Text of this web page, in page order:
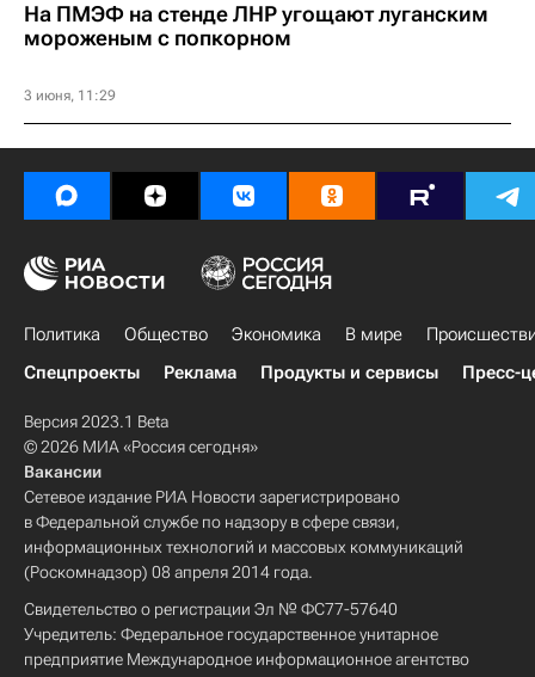
На ПМЭФ на стенде ЛНР угощают луганским
мороженым с попкорном
3 июня, 11:29
Политика Общество Экономика В мире
Спецпроекты
Реклама Продукты и сервисы Пресс-
Версия 2023.1 Beta
© 2026 МИА «Россия сегодня»
Вакансии
Сетевое издание РИА Новости зарегистрировано
в Федеральной службе по надзору в сфере связи,
информационных технологий и массовых коммуникаций
(Роскомнадзор) 08 апреля 2014 года.
Свидетельство о регистрации Эл № ФС77-57640
Учредитель: Федеральное государственное унитарное
предприятие Международное информационное агентство